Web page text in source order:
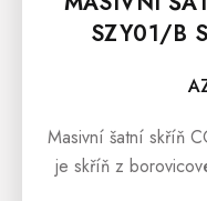
SZY01/B
Masivní šatní skříň
je skříň z